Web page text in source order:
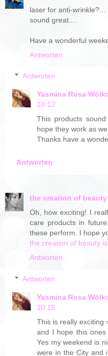
laser for anti-wrinkle?...
sound great....
Have a wonderful
Antworten
Antworten
Yasmina Rosa
10:12
This products
hope they work as
Thanks have a
Antworten
the creation of beauty
Oh, how exciting! I
care products in
these perform. I hope
the creation of beauty
Antworten
Antworten
Yasmina Rosa
10:15
This is really exciting
and I hope this
Yes my weekend is
were in the City and